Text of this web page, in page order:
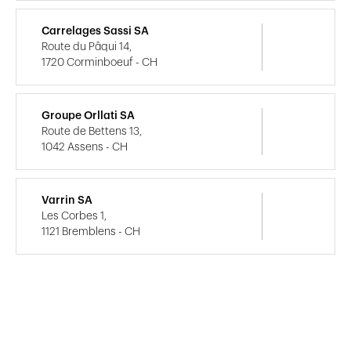
Carrelages Sassi SA
Route du Pâqui 14,
1720 Corminboeuf - CH
Groupe Orllati SA
Route de Bettens 13,
1042 Assens - CH
Varrin SA
Les Corbes 1,
1121 Bremblens - CH